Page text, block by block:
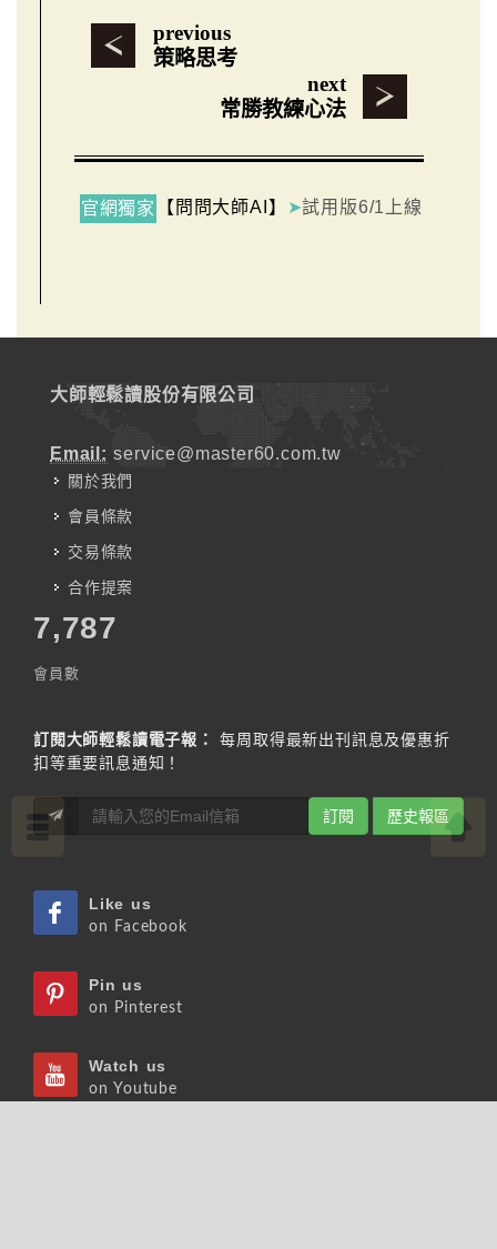
previous
策略思考
next
常勝教練心法
官網獨家 【問問大師AI】 ➤試用版6/1上線
大師輕鬆讀股份有限公司
Email: service@master60.com.tw
關於我們
會員條款
交易條款
合作提案
7,787
會員數
訂閱大師輕鬆讀電子報：
每周取得最新出刊訊息及優惠折
扣等重要訊息通知！
訂閱 歷史報區
Like us
on Facebook
Pin us
on Pinterest
Watch us
on Youtube